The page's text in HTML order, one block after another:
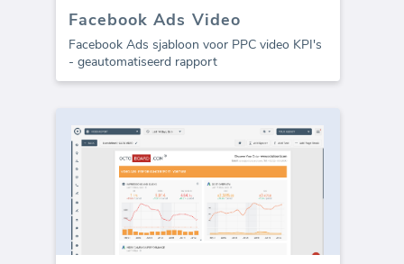
Facebook Ads Video
Facebook Ads sjabloon voor PPC video KPI's
- geautomatiseerd rapport